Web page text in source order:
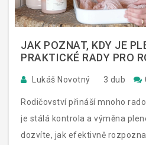
JAK POZNAT, KDY JE
PRAKTICKÉ RADY PRO
Lukáš Novotný 3 dub
Rodičovství přináší mnoho
je stálá kontrola a výměna
dozvíte, jak efektivně